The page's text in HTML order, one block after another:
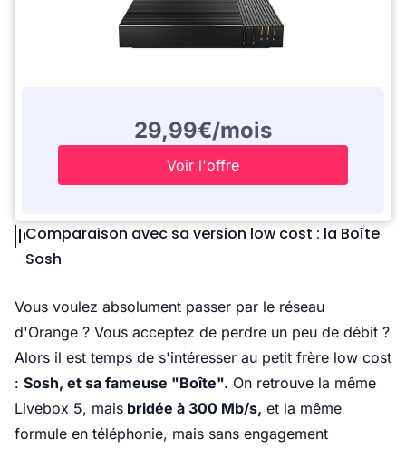
29,99€/mois
Voir l'offre
Comparaison avec sa version low cost : la Boîte
Sosh
Vous voulez absolument passer par le réseau
d'Orange ? Vous acceptez de perdre un peu de débit ?
Alors il est temps de s'intéresser au petit frère low cost
: Sosh, et sa fameuse "Boîte". On retrouve la même
Livebox 5, mais bridée à 300 Mb/s, et la même
formule en téléphonie, mais sans engagement